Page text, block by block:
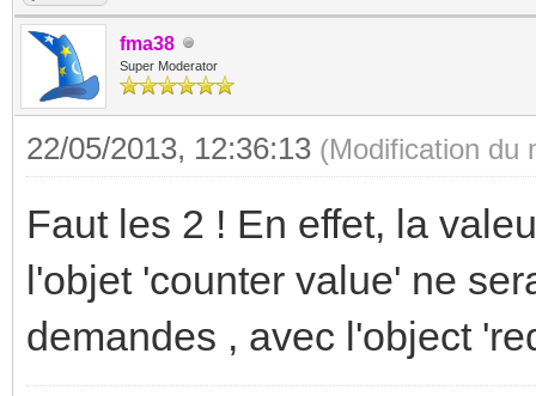
fma38
Super Moderator
22/05/2013, 12:36:13 (Modification du
Faut les 2 ! En effet, la
l'objet 'counter value' ne
demandes , avec l'object